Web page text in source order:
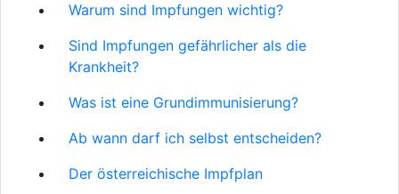
Warum sind Impfungen wichtig?
Sind Impfungen gefährlicher als die
Krankheit?
Was ist eine Grundimmunisierung?
Ab wann darf ich selbst entscheiden?
Der österreichische Impfplan